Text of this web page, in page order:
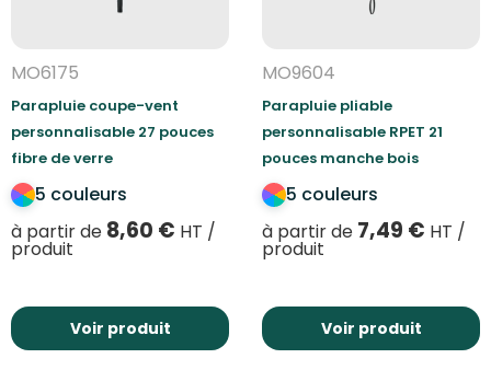
MO6175
Parapluie coupe-vent
personnalisable 27 pouces
fibre de verre
5 couleurs
à partir de 8,60 € HT /
produit
Voir produit
MO9604
Parapluie pliable
personnalisable RPET 21
pouces manche bois
5 couleurs
à partir de 7,49 € HT /
produit
Voir produit